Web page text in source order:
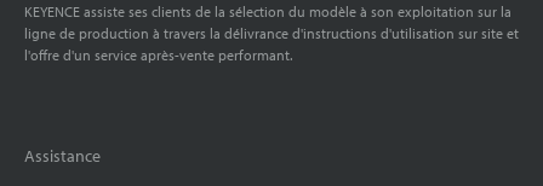
KEYENCE assiste ses clients de la sélection du modèle à son exploitation sur la
ligne de production à travers la délivrance d'instructions d'utilisation sur site et
l'offre d'un service après-vente performant.
Assistance